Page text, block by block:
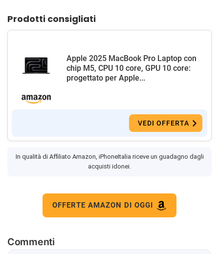
Prodotti consigliati
Apple 2025 MacBook Pro Laptop con
chip M5, CPU 10 core, GPU 10 core:
progettato per Apple...
VEDI OFFERTA
In qualità di Affiliato Amazon, iPhoneItalia riceve un guadagno dagli
acquisti idonei.
OFFERTE AMAZON DI OGGI
Commenti